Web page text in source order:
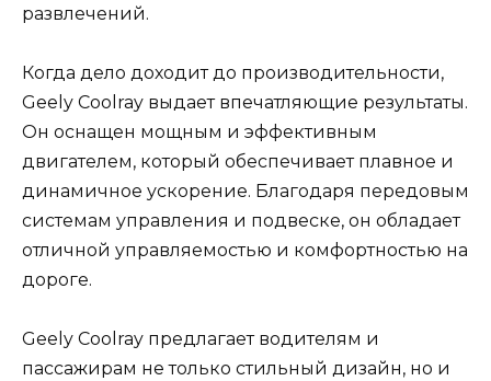
развлечений.
Когда дело доходит до производительности,
Geely Coolray выдает впечатляющие результаты.
Он оснащен мощным и эффективным
двигателем, который обеспечивает плавное и
динамичное ускорение. Благодаря передовым
системам управления и подвеске, он обладает
отличной управляемостью и комфортностью на
дороге.
Geely Coolray предлагает водителям и
пассажирам не только стильный дизайн, но и